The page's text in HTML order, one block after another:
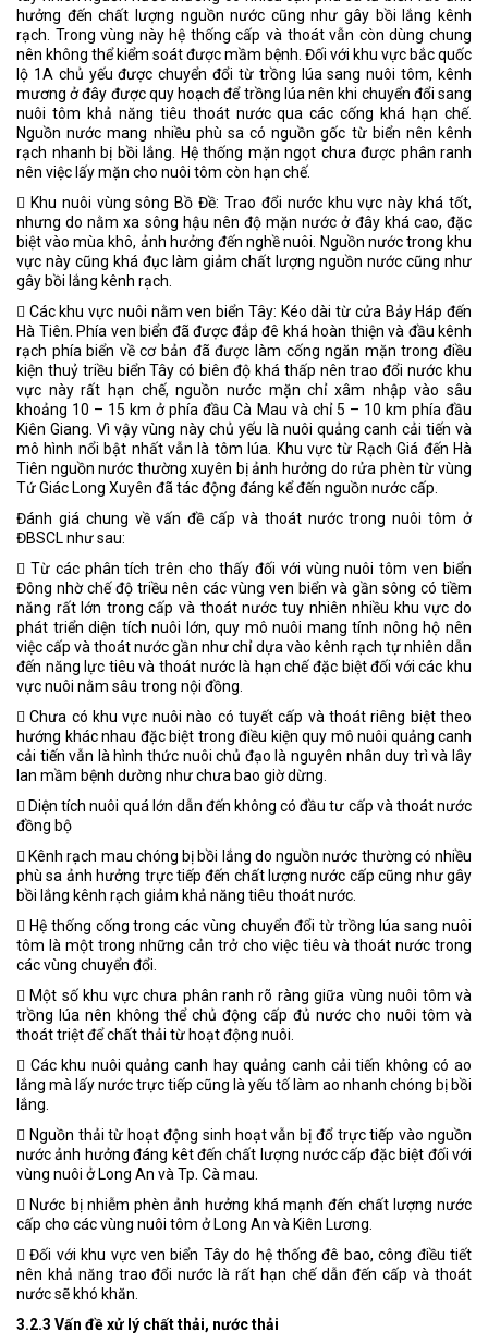
hưởng đến chất lượng nguồn nước cũng như gây bồi lắng kênh
rạch. Trong vùng này hệ thống cấp và thoát vẫn còn dùng chung
nên không thể kiểm soát được mầm bệnh. Đối với khu vực bắc quốc
lộ 1A chủ yếu được chuyển đổi từ trồng lúa sang nuôi tôm, kênh
mương ở đây được quy hoạch để trồng lúa nên khi chuyển đổi sang
nuôi tôm khả năng tiêu thoát nước qua các cống khá hạn chế.
Nguồn nước mang nhiều phù sa có nguồn gốc từ biển nên kênh
rạch nhanh bị bồi lắng. Hệ thống mặn ngọt chưa được phân ranh
nên việc lấy mặn cho nuôi tôm còn hạn chế.
􀂃 Khu nuôi vùng sông Bồ Đề: Trao đổi nước khu vực này khá tốt,
nhưng do nằm xa sông hậu nên độ mặn nước ở đây khá cao, đặc
biệt vào mùa khô, ảnh hưởng đến nghề nuôi. Nguồn nước trong khu
vực này cũng khá đục làm giảm chất lượng nguồn nước cũng như
gây bồi lắng kênh rạch.
􀂃 Các khu vực nuôi nằm ven biển Tây: Kéo dài từ cửa Bảy Háp đến
Hà Tiên. Phía ven biển đã được đắp đê khá hoàn thiện và đầu kênh
rạch phía biển về cơ bản đã được làm cống ngăn mặn trong điều
kiện thuỷ triều biển Tây có biên độ khá thấp nên trao đổi nước khu
vực này rất hạn chế, nguồn nước mặn chỉ xâm nhập vào sâu
khoảng 10 – 15 km ở phía đầu Cà Mau và chỉ 5 – 10 km phía đầu
Kiên Giang. Vì vậy vùng này chủ yếu là nuôi quảng canh cải tiến và
mô hình nổi bật nhất vẫn là tôm lúa. Khu vực từ Rạch Giá đến Hà
Tiên nguồn nước thường xuyên bị ảnh hưởng do rửa phèn từ vùng
Tứ Giác Long Xuyên đã tác động đáng kể đến nguồn nước cấp.
Đánh giá chung về vấn đề cấp và thoát nước trong nuôi tôm ở
ĐBSCL như sau:
􀂃 Từ các phân tích trên cho thấy đối với vùng nuôi tôm ven biển
Đông nhờ chế độ triều nên các vùng ven biển và gần sông có tiềm
năng rất lớn trong cấp và thoát nước tuy nhiên nhiều khu vực do
phát triển diện tích nuôi lớn, quy mô nuôi mang tính nông hộ nên
việc cấp và thoát nước gần như chỉ dựa vào kênh rạch tự nhiên dẫn
đến năng lực tiêu và thoát nước là hạn chế đặc biệt đối với các khu
vực nuôi nằm sâu trong nội đồng.
􀂃 Chưa có khu vực nuôi nào có tuyết cấp và thoát riêng biệt theo
hướng khác nhau đặc biệt trong điều kiện quy mô nuôi quảng canh
cải tiến vẫn là hình thức nuôi chủ đạo là nguyên nhân duy trì và lây
lan mầm bệnh dường như chưa bao giờ dừng.
􀂃 Diện tích nuôi quá lớn dẫn đến không có đầu tư cấp và thoát nước
đồng bộ
􀂃 Kênh rạch mau chóng bị bồi lắng do nguồn nước thường có nhiều
phù sa ảnh hưởng trực tiếp đến chất lượng nước cấp cũng như gây
bồi lắng kênh rạch giảm khả năng tiêu thoát nước.
􀂃 Hệ thống cống trong các vùng chuyển đổi từ trồng lúa sang nuôi
tôm là một trong những cản trở cho việc tiêu và thoát nước trong
các vùng chuyển đổi.
􀂃 Một số khu vực chưa phân ranh rõ ràng giữa vùng nuôi tôm và
trồng lúa nên không thể chủ động cấp đủ nước cho nuôi tôm và
thoát triệt để chất thải từ hoạt động nuôi.
􀂃 Các khu nuôi quảng canh hay quảng canh cải tiến không có ao
lắng mà lấy nước trực tiếp cũng là yếu tố làm ao nhanh chóng bị bồi
lắng.
􀂃 Nguồn thải từ hoạt động sinh hoạt vẫn bị đổ trực tiếp vào nguồn
nước ảnh hưởng đáng kêt đến chất lượng nước cấp đặc biệt đối với
vùng nuôi ở Long An và Tp. Cà mau.
􀂃 Nước bị nhiễm phèn ảnh hưởng khá mạnh đến chất lượng nước
cấp cho các vùng nuôi tôm ở Long An và Kiên Lương.
􀂃 Đối với khu vực ven biển Tây do hệ thống đê bao, công điều tiết
nên khả năng trao đổi nước là rất hạn chế dẫn đến cấp và thoát
nước sẽ khó khăn.
3.2.3 Vấn đề xử lý chất thải, nước thải